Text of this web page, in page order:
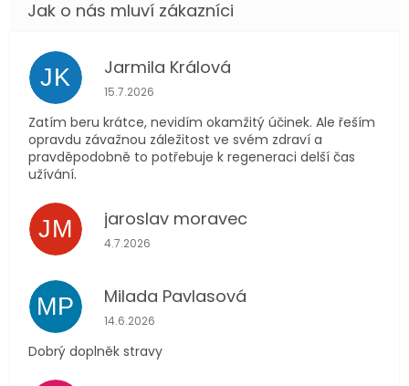
JK Jarmila Králová
Hodnocení obchodu je 5 z 5 hvězdiček.
15.7.2026
Zatím beru krátce, nevidím okamžitý účinek. Ale řeším
opravdu závažnou záležitost ve svém zdraví a
pravděpodobně to potřebuje k regeneraci delší čas
užívání.
JM jaroslav moravec
Hodnocení obchodu je 5 z 5 hvězdiček.
4.7.2026
MP Milada Pavlasová
Hodnocení obchodu je 5 z 5 hvězdiček.
14.6.2026
Dobrý doplněk stravy